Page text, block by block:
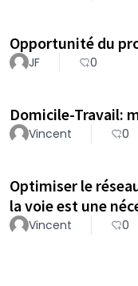
Opportunité du
JF 0
Domicile-Travail:
Vincent 0
Optimiser le
la voie est une
Vincent 0